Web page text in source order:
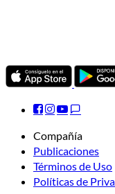
Compañía
Publicaciones
Términos de Uso
Políticas de